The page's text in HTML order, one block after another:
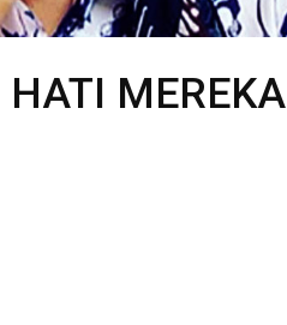
MEREKA